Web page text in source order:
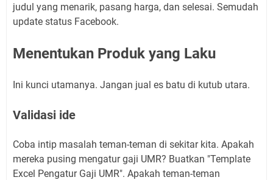
judul yang menarik, pasang harga, dan selesai. Semudah
update status Facebook.
Menentukan Produk yang Laku
Ini kunci utamanya. Jangan jual es batu di kutub utara.
Validasi ide
Coba intip masalah teman-teman di sekitar kita. Apakah
mereka pusing mengatur gaji UMR? Buatkan "Template
Excel Pengatur Gaji UMR". Apakah teman-teman